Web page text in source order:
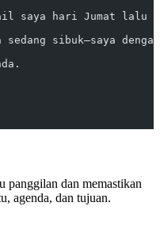
saya hari Jumat lalu
sibuk—saya
panggilan dan memastikan
agenda, dan tujuan.